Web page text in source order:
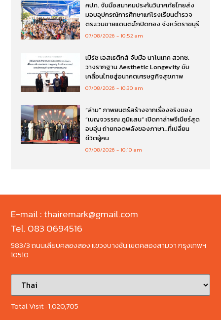
คปภ. จับมือสมาคมประกันวินาศภัยไทยส่ง
มอบอุปกรณ์การศึกษาแก่โรงเรียนตำรวจ
ตระเวนชายแดนตะโกปิดทอง จังหวัดราชบุรี
07/08/2026 10:52 am
เมิร์ซ เอสเธติกส์ จับมือ นาโนเทค สวทช.
วางรากฐาน Aesthetic Longevity ขับ
เคลื่อนไทยสู่อนาคตเศรษฐกิจสุขภาพ
07/08/2026 10:30 am
“ล่าม” ภาพยนตร์สร้างจากเรื่องจริงของ
“เบญจวรรณ ภูมิแสน” เปิดกาล่าพรีเมียร์สุด
อบอุ่น ถ่ายทอดพลังของภาษา…ที่เปลี่ยน
ชีวิตผู้คน
07/08/2026 10:10 am
E-mail : thairemark@gmail.com
Tel. 083 0694516
583/3 ถนนเลียบคลองสอง แขวงบางชัน เขตคลองสามวา กรุงเทพฯ
10510
Total Visit :1,020,705